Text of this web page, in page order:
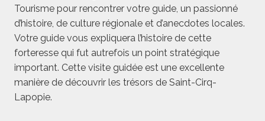
Tourisme pour rencontrer votre guide, un passionné
d’histoire, de culture régionale et d’anecdotes locales.
Votre guide vous expliquera l’histoire de cette
forteresse qui fut autrefois un point stratégique
important. Cette visite guidée est une excellente
manière de découvrir les trésors de Saint-Cirq-
Lapopie.